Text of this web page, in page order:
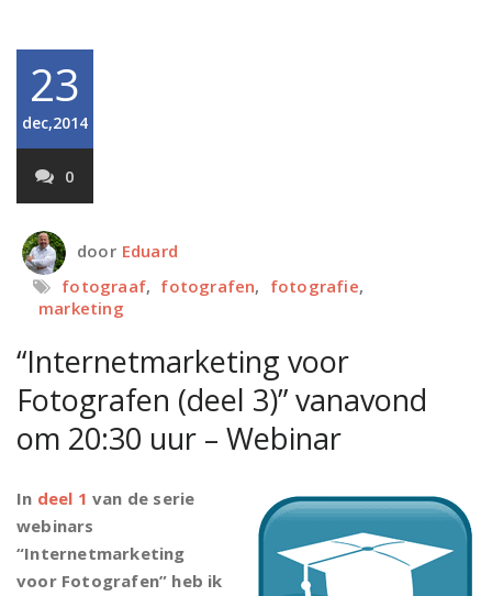
23
dec,2014
0
door Eduard
fotograaf, fotografen, fotografie,
marketing
“Internetmarketing voor
Fotografen (deel 3)” vanavond
om 20:30 uur – Webinar
In deel 1 van de serie
webinars
“Internetmarketing
voor Fotografen” heb ik